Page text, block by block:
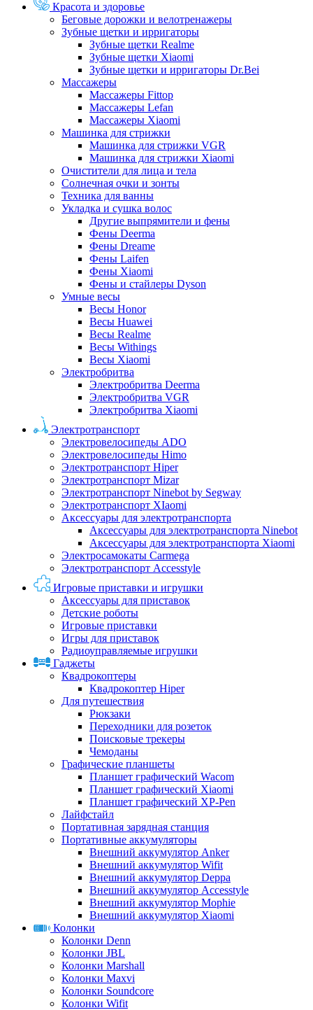
Красота и здоровье
Беговые дорожки и велотренажеры
Зубные щетки и ирригаторы
Зубные щетки Realme
Зубные щетки Xiaomi
Зубные щетки и ирригаторы Dr.Bei
Массажеры
Массажеры Fittop
Массажеры Lefan
Массажеры Xiaomi
Машинка для стрижки
Машинка для стрижки VGR
Машинка для стрижки Xiaomi
Очистители для лица и тела
Солнечная очки и зонты
Техника для ванны
Укладка и сушка волос
Другие выпрямители и фены
Фены Deerma
Фены Dreame
Фены Laifen
Фены Xiaomi
Фены и стайлеры Dyson
Умные весы
Весы Honor
Весы Huawei
Весы Realme
Весы Withings
Весы Xiaomi
Электробритва
Электробритва Deerma
Электробритва VGR
Электробритва Xiaomi
Электротранспорт
Электровелосипеды ADO
Электровелосипеды Himo
Электротранспорт Hiper
Электротранспорт Mizar
Электротранспорт Ninebot by Segway
Электротранспорт XIaomi
Аксессуары для электротранспорта
Аксессуары для электротранспорта Ninebot
Аксессуары для электротранспорта Xiaomi
Электросамокаты Carmega
Электротранспорт Accesstyle
Игровые приставки и игрушки
Аксессуары для приставок
Детские роботы
Игровые приставки
Игры для приставок
Радиоуправляемые игрушки
Гаджеты
Квадрокоптеры
Квадрокоптер Hiper
Для путешествия
Рюкзаки
Переходники для розеток
Поисковые трекеры
Чемоданы
Графические планшеты
Планшет графический Wacom
Планшет графический Xiaomi
Планшет графический XP-Pen
Лайфстайл
Портативная зарядная станция
Портативные аккумуляторы
Внешний аккумулятор Anker
Внешний аккумулятор Wifit
Внешний аккумулятор Deppa
Внешний аккумулятор Accesstyle
Внешний аккумулятор Mophie
Внешний аккумулятор Xiaomi
Колонки
Колонки Denn
Колонки JBL
Колонки Marshall
Колонки Maxvi
Колонки Soundcore
Колонки Wifit